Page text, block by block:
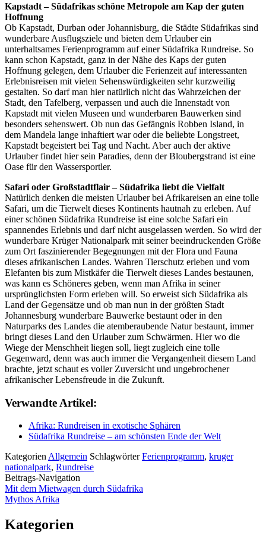
Kapstadt – Südafrikas schöne Metropole am Kap der guten
Hoffnung
Ob Kapstadt, Durban oder Johannisburg, die Städte Südafrikas sind
wunderbare Ausflugsziele und bieten dem Urlauber ein
unterhaltsames Ferienprogramm auf einer Südafrika Rundreise. So
kann schon Kapstadt, ganz in der Nähe des Kaps der guten
Hoffnung gelegen, dem Urlauber die Ferienzeit auf interessanten
Erlebnisreisen mit vielen Sehenswürdigkeiten sehr kurzweilig
gestalten. So darf man hier natürlich nicht das Wahrzeichen der
Stadt, den Tafelberg, verpassen und auch die Innenstadt von
Kapstadt mit vielen Museen und wunderbaren Bauwerken sind
besonders sehenswert. Ob nun das Gefängnis Robben Island, in
dem Mandela lange inhaftiert war oder die beliebte Longstreet,
Kapstadt begeistert bei Tag und Nacht. Aber auch der aktive
Urlauber findet hier sein Paradies, denn der Bloubergstrand ist eine
Oase für den Wassersportler.
Safari oder Großstadtflair – Südafrika liebt die Vielfalt
Natürlich denken die meisten Urlauber bei Afrikareisen an eine tolle
Safari, um die Tierwelt dieses Kontinents hautnah zu erleben. Auf
einer schönen Südafrika Rundreise ist eine solche Safari ein
spannendes Erlebnis und darf nicht ausgelassen werden. So wird der
wunderbare Krüger Nationalpark mit seiner beeindruckenden Größe
zum Ort faszinierender Begegnungen mit der Flora und Fauna
dieses afrikanischen Landes. Wahren Tierschutz erleben und vom
Elefanten bis zum Mistkäfer die Tierwelt dieses Landes bestaunen,
was kann es Schöneres geben, wenn man Afrika in seiner
ursprünglichsten Form erleben will. So erweist sich Südafrika als
Land der Gegensätze und ob man nun in der größten Stadt
Johannesburg wunderbare Bauwerke bestaunt oder in den
Naturparks des Landes die atemberaubende Natur bestaunt, immer
bringt dieses Land den Urlauber zum Schwärmen. Hier wo die
Wiege der Menschheit liegen soll, liegt zugleich eine tolle
Gegenward, denn was auch immer die Vergangenheit diesem Land
brachte, jetzt schaut es voller Zuversicht und ungebrochener
afrikanischer Lebensfreude in die Zukunft.
Verwandte Artikel:
Afrika: Rundreisen in exotische Sphären
Südafrika Rundreise – am schönsten Ende der Welt
Kategorien Allgemein SchlagwörterFerienprogramm, kruger
nationalpark, Rundreise
Beitrags-Navigation
Mit dem Mietwagen durch Südafrika
Mythos Afrika
Kategorien